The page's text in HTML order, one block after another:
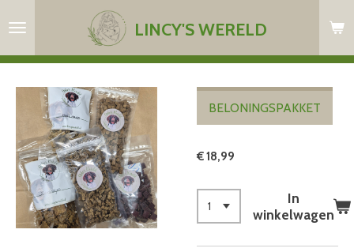
direct
hoofdinhoud
LINCY'S WERELD
BELONINGSPAKKET
€ 18,99
In
winkelwagen